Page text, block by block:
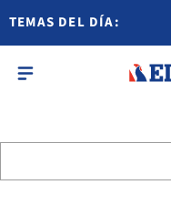
TEMAS DEL DÍA: